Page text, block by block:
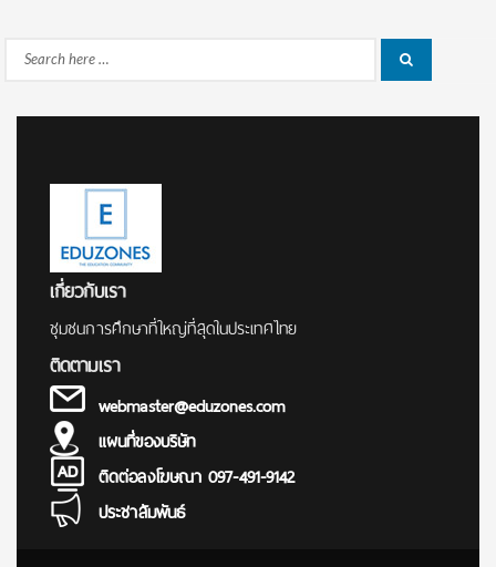
Search
เกี่ยวกับเรา
ชุมชนการศึกษาที่ใหญ่ที่สุดในประเทศไทย
ติดตามเรา
webmaster@eduzones.com
แผนที่ของบริษัท
ติดต่อลงโฆษณา 097-491-9142
ประชาสัมพันธ์